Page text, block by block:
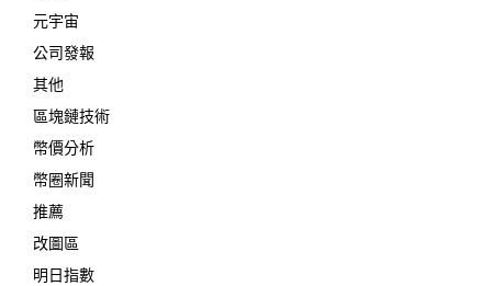
元宇宙
公司發報
其他
區塊鏈技術
幣價分析
幣圈新聞
推薦
改圖區
明日指數